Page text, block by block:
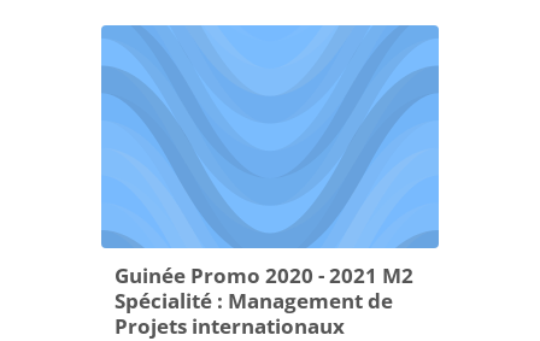
Guinée Promo 2020 - 2021 M2
Spécialité : Management de
Projets internationaux